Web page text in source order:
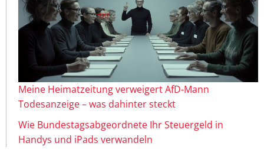
Meine Heimatzeitung verweigert AfD-Mann
Todesanzeige – was dahinter steckt
Wie Bundestagsabgeordnete Ihr Steuergeld in
Handys und iPads verwandeln